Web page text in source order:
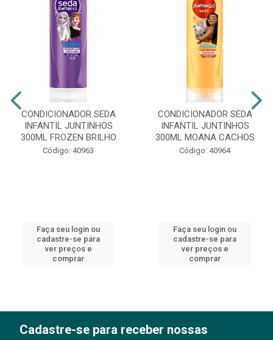
CONDICIONADOR SEDA
INFANTIL JUNTINHOS
300ML FROZEN BRILHO
Código: 40963
Faça seu login ou
cadastre-se para
ver preços e
comprar
CONDICIONADOR SEDA
INFANTIL JUNTINHOS
300ML MOANA CACHOS
Código: 40964
Faça seu login ou
cadastre-se para
ver preços e
comprar
Cadastre-se para receber nossas